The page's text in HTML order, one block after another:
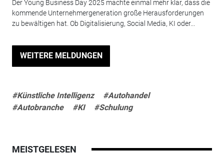
Der Young Business Day 2025 machte einmal mehr klar, dass die
kommende Unternehmergeneration große Herausforderungen
zu bewältigen hat. Ob Digitalisierung, Social Media, KI oder...
WEITERE MELDUNGEN
#Künstliche Intelligenz
#Autohandel
#Autobranche
#KI #Schulung
MEISTGELESEN